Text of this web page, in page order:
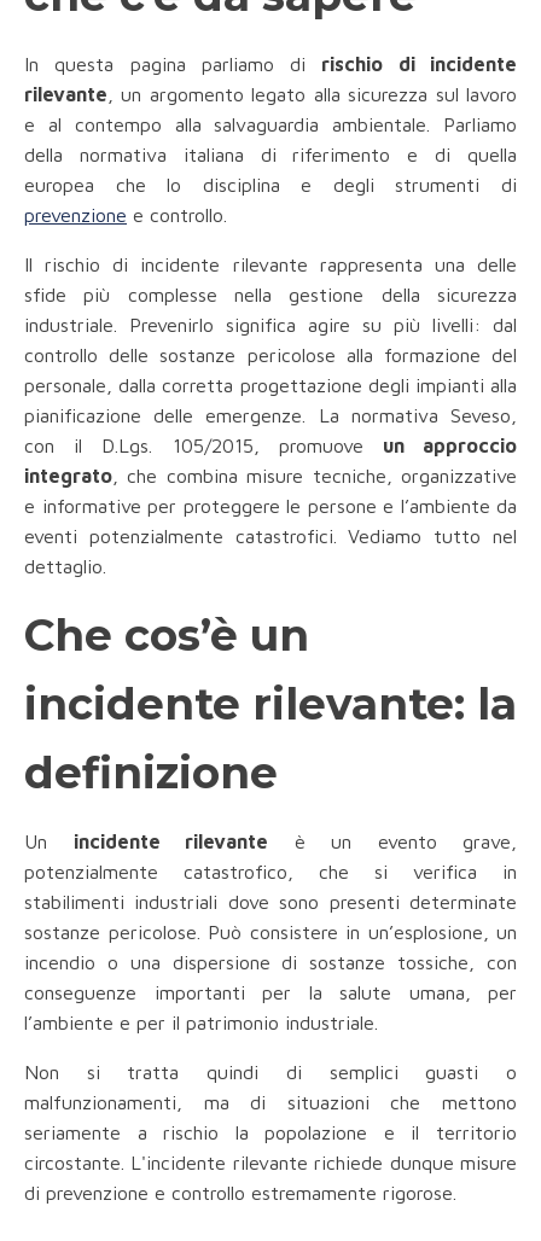
In questa pagina parliamo di rischio di incidente
rilevante , un argomento legato alla sicurezza sul lavoro
e al contempo alla salvaguardia ambientale. Parliamo
della normativa italiana di riferimento e di quella
europea che lo disciplina e degli strumenti di
prevenzione e controllo.
Il rischio di incidente rilevante rappresenta una delle
sfide più complesse nella gestione della sicurezza
industriale. Prevenirlo significa agire su più livelli: dal
controllo delle sostanze pericolose alla formazione del
personale, dalla corretta progettazione degli impianti alla
pianificazione delle emergenze. La normativa Seveso,
con il D.Lgs. 105/2015, promuove un approccio
integrato , che combina misure tecniche, organizzative
e informative per proteggere le persone e l’ambiente da
eventi potenzialmente catastrofici. Vediamo tutto nel
dettaglio.
Che cos’è un
incidente rilevante: la
definizione
Un incidente rilevante è un evento grave,
potenzialmente catastrofico, che si verifica in
stabilimenti industriali dove sono presenti determinate
sostanze pericolose. Può consistere in un’esplosione, un
incendio o una dispersione di sostanze tossiche, con
conseguenze importanti per la salute umana, per
l’ambiente e per il patrimonio industriale.
Non si tratta quindi di semplici guasti o
malfunzionamenti, ma di situazioni che mettono
seriamente a rischio la popolazione e il territorio
circostante. L'incidente rilevante richiede dunque misure
di prevenzione e controllo estremamente rigorose.